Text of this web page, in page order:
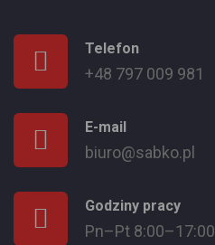
Telefon
+48 797 009 981
E-mail
biuro@sabko.pl
Godziny pracy
Pn–Pt 8:00–17:00